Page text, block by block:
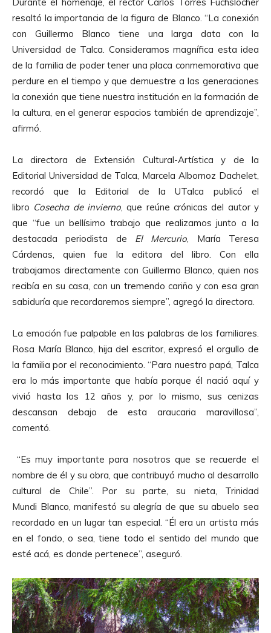
resaltó la importancia de la figura de Blanco . “La conexión
con Guillermo Blanco tiene una larga data con la
Universidad de Talca. Consideramos magnífica esta idea
de la familia de poder tener una placa conmemorativa que
perdure en el tiempo y que demuestre a las generaciones
la conexión que tiene nuestra institución en la formación de
la cultura, en el generar espacios también de aprendizaje”,
afirmó.
La directora de Extensión Cultural-Artística y de la
Editorial Universidad de Talca, Marcela Albornoz Dachelet,
recordó que la Editorial de la UTalca publicó el
libro Cosecha de invierno , que reúne crónicas del autor y
que “fue un bellísimo trabajo que realizamos junto a la
destacada periodista de El Mercurio , María Teresa
Cárdenas, quien fue la editora del libro. Con ella
trabajamos directamente con Guillermo Blanco , quien nos
recibía en su casa, con un tremendo cariño y con esa gran
sabiduría que recordaremos siempre”, agregó la directora.
La emoción fue palpable en las palabras de los familiares.
Rosa María Blanco , hija del escritor, expresó el orgullo de
la familia por el reconocimiento. “Para nuestro papá, Talca
era lo más importante que había porque él nació aquí y
vivió hasta los 12 años y, por lo mismo, sus cenizas
descansan debajo de esta araucaria maravillosa”,
comentó.
“Es muy importante para nosotros que se recuerde el
nombre de él y su obra, que contribuyó mucho al desarrollo
cultural de Chile”. Por su parte, su nieta, Trinidad
Mundi Blanco , manifestó su alegría de que su abuelo sea
recordado en un lugar tan especial. “Él era un artista más
en el fondo, o sea, tiene todo el sentido del mundo que
esté acá, es donde pertenece”, aseguró.